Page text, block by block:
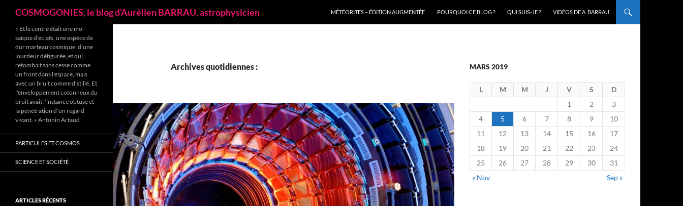
COSMOGONIES, le blog d'Aurélien BARRAU, astrophysicien
MÉTÉORITES – ÉDITION AUGMENTÉE
POURQUOI CE BLOG ? QUI SUIS-JE ? VIDÉOS DE A. BARRAU
Archives quotidiennes : MARS 2019
L M M J V S
D
1
2
3
4
5 6 7 8 9
10
11
12 13 14 15 16
17
18
19 20 21 22 23
24
25
26 27 28 29 30
31
« Nov
Sep »
« Et le centre était une mo­
saïque d'éclats, une espèce de
dur marteau cosmique, d'une
lourdeur défigu­rée, et qui
retombait sans cesse comme
un front dans l'espace, mais
avec un bruit comme distillé. Et
l'enveloppement cotonneux du
bruit avait l'instance obtuse et
la pénétration d'un regard
vivant. » Antonin Artaud
PARTICULES ET COSMOS
SCIENCE ET SOCIÉTÉ
ARTICLES RÉCENTS